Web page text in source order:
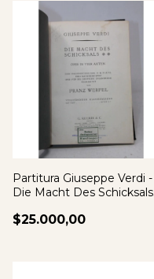
Partitura Giuseppe Verdi -
Die Macht Des Schicksals
$25.000,00